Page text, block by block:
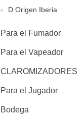
D Origen Iberia
Para el Fumador
Para el Vapeador
CLAROMIZADORES
Para el Jugador
Bodega